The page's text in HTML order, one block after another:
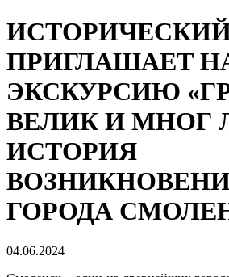
ПРИГЛАШАЕТ
ЭКСКУРСИЮ
ВЕЛИК И МНОГ
ИСТОРИЯ
ГОРОДА
04.06.2024